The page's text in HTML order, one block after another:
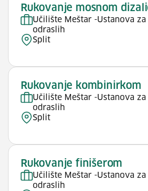
Rukovanje mosnom
Učilište Meštar -Ustanova
odraslih
Split
Rukovanje kombinirkom
Učilište Meštar -Ustanova
odraslih
Split
Rukovanje finišerom
Učilište Meštar -Ustanova
odraslih